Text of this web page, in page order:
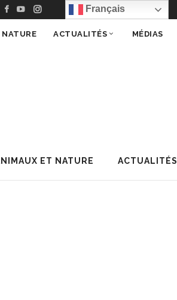
Français
ET NATURE ACTUALITÉS
ACTUALITÉS MÉDIAS